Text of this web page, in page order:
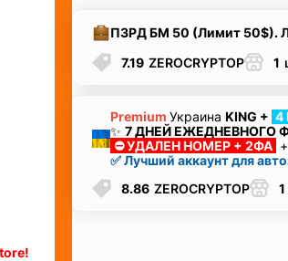
7.19 ZEROCRYPTOP 1
Premium Украина KING + 4 Farm
✨ 7 ДНЕЙ ЕЖЕДНЕВНОГО ФАРМА
⛔️ УДАЛЕН НОМЕР + 2ФА +
✅ Лучший аккаунт для автозалива или работы в
8.86 ZEROCRYPTOP 1